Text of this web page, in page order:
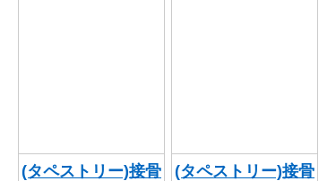
お支払方法
オリジナルオーダー制作事例
(タペストリー)接骨
(タペストリー)接骨